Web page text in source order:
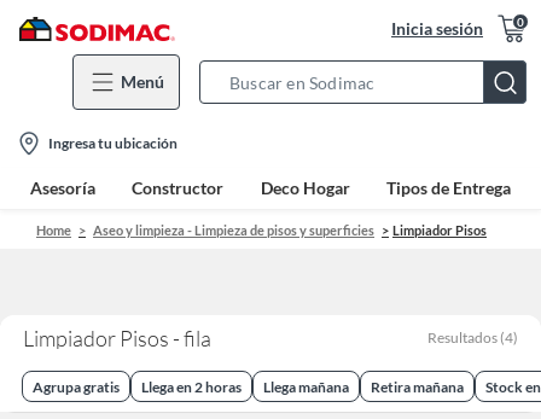
Inicia sesión 0
Menú
Bar
location-
icon
Ingresa tu ubicación
Asesoría Constructor Deco Hogar Tipos de Entrega
Home Aseo y limpieza - Limpieza de pisos y superficies Limpiador Pisos
Limpiador Pisos - fila Resultados (4)
Agrupa gratis Llega en 2 horas Llega mañana Retira mañana Stock